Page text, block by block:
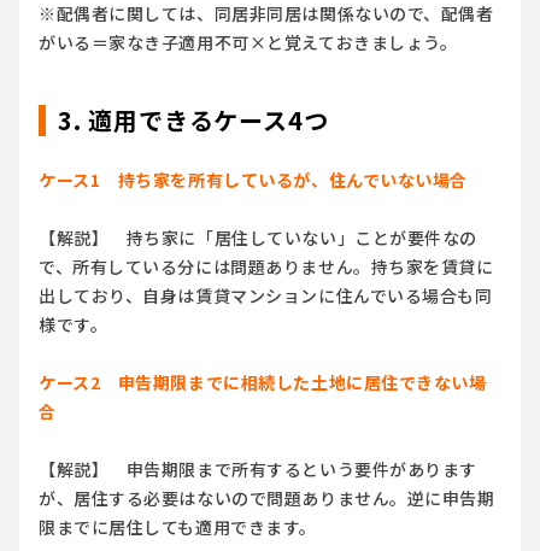
※配偶者に関しては、同居非同居は関係ないので、配偶者
がいる＝家なき子適用不可×と覚えておきましょう。
3. 適用できるケース4つ
ケース1 持ち家を所有しているが、住んでいない場合
【解説】 持ち家に「居住していない」ことが要件なの
で、所有している分には問題ありません。持ち家を賃貸に
出しており、自身は賃貸マンションに住んでいる場合も同
様です。
ケース2 申告期限までに相続した土地に居住できない場
合
【解説】 申告期限まで所有するという要件があります
が、居住する必要はないので問題ありません。逆に申告期
限までに居住しても適用できます。